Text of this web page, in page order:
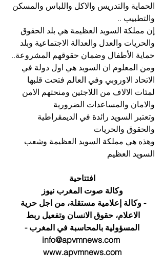
الحماية والتدريس والاكل واللباس والمسكن
والتطبيب ..
إن مملكة السويد العظيمة هي بلد الحقوق
والحريات والعدل والعدالة الاجتماعية وبلد
حماية الأطفال وضمان حقوقهم المشروعة..
ومن المعلوم ان السويد هي اول دولة في
الاتحاد الاوروبي وفي العالم فتحت قلبها
لمئات الالاف من اللاجئين ومنحتهم الامن
والامان والمساعدات الضرورية
وتعتبر السويد رائدة في الديمقراطية
والحقوق والحريات
وهذه هي مملكة السويد العظيمة وشعب
السويد العظيم
افتتاحية
وكالة صوت المغرب نيوز
- وكالة إعلامية مستقلة، من اجل حرية
الاعلام، حقوق الانسان وتفعيل ربط
المسؤولية بالمحاسبة في المغرب -
info@apvmnews.com
www.apvmnews.com